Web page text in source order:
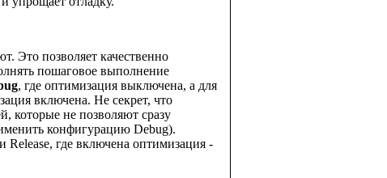
Это позволяет качественно
пошаговое выполнение
, где оптимизация выключена, а для
включена. Не секрет, что
которые не позволяют сразу
конфигурацию Debug).
где включена оптимизация -